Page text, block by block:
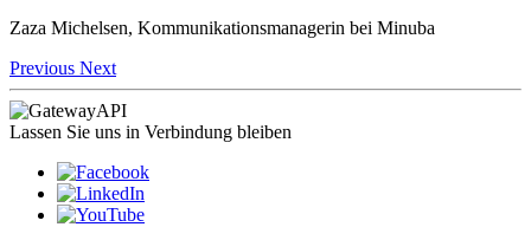
Zaza Michelsen, Kommunikationsmanagerin bei Minuba
Previous Next
Lassen Sie uns in Verbindung bleiben